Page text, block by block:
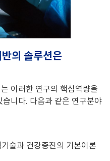
의 솔루션은
이러한 연구의 핵심역량을
니다. 다음과 같은 연구분야
술과 건강증진의 기본이론